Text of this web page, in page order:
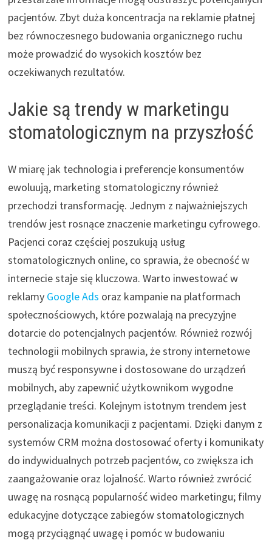
pacjentów. Zbyt duża koncentracja na reklamie płatnej
bez równoczesnego budowania organicznego ruchu
może prowadzić do wysokich kosztów bez
oczekiwanych rezultatów.
Jakie są trendy w marketingu
stomatologicznym na przyszłość
W miarę jak technologia i preferencje konsumentów
ewoluują, marketing stomatologiczny również
przechodzi transformację. Jednym z najważniejszych
trendów jest rosnące znaczenie marketingu cyfrowego.
Pacjenci coraz częściej poszukują usług
stomatologicznych online, co sprawia, że obecność w
internecie staje się kluczowa. Warto inwestować w
reklamy Google Ads oraz kampanie na platformach
społecznościowych, które pozwalają na precyzyjne
dotarcie do potencjalnych pacjentów. Również rozwój
technologii mobilnych sprawia, że strony internetowe
muszą być responsywne i dostosowane do urządzeń
mobilnych, aby zapewnić użytkownikom wygodne
przeglądanie treści. Kolejnym istotnym trendem jest
personalizacja komunikacji z pacjentami. Dzięki danym z
systemów CRM można dostosować oferty i komunikaty
do indywidualnych potrzeb pacjentów, co zwiększa ich
zaangażowanie oraz lojalność. Warto również zwrócić
uwagę na rosnącą popularność wideo marketingu; filmy
edukacyjne dotyczące zabiegów stomatologicznych
mogą przyciągnąć uwagę i pomóc w budowaniu